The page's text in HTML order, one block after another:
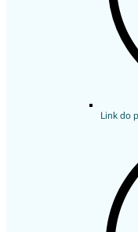
Link do